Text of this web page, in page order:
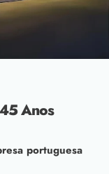
Anos
portuguesa